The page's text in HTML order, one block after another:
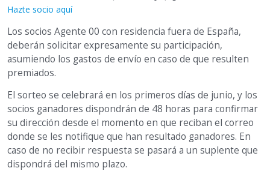
Hazte socio aquí
Los socios Agente 00 con residencia fuera de España,
deberán solicitar expresamente su participación,
asumiendo los gastos de envío en caso de que resulten
premiados.
El sorteo se celebrará en los primeros días de junio, y los
socios ganadores dispondrán de 48 horas para confirmar
su dirección desde el momento en que reciban el correo
donde se les notifique que han resultado ganadores. En
caso de no recibir respuesta se pasará a un suplente que
dispondrá del mismo plazo.